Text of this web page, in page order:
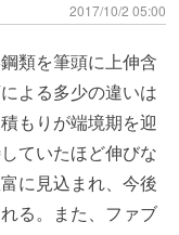
2017/10/2 05:00
類を筆頭に上伸含
よる多少の違いは
もりが端境期を迎
ていたほど伸びな
に見込まれ、今後
る。また、ファブ